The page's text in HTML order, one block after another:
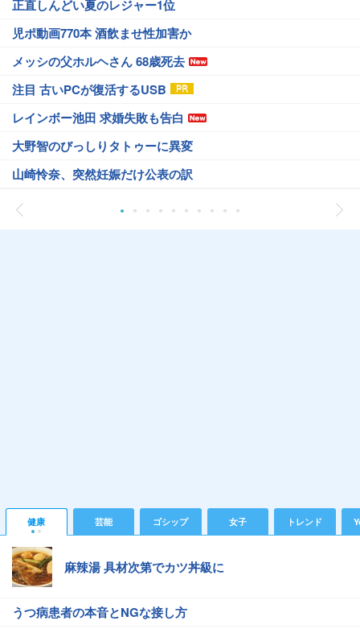
正直しんどい夏のレジャー1位
児ポ動画770本 酒飲ませ性加害か
メッシの父ホルヘさん 68歳死去
注目 古いPCが復活するUSB
レインボー池田 求婚失敗も告白
大野智のびっしりタトゥーに異変
山崎怜奈、突然妊娠だけ公表の訳
健康 芸能 ゴシップ 女子 トレンド
麻辣湯 具材次第でカツ丼級に
うつ病患者の本音とNGな接し方